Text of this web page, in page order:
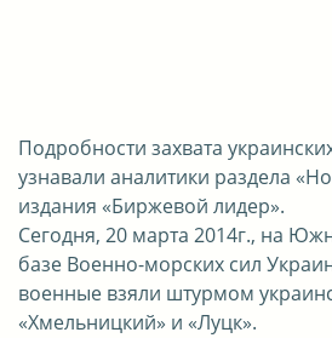
Подробности захвата
узнавали аналитики раздела
издания «Биржевой лидер».
Сегодня, 20 марта 2014г., на
базе Военно-морских сил
военные взяли штурмом
«Хмельницкий» и «Луцк».